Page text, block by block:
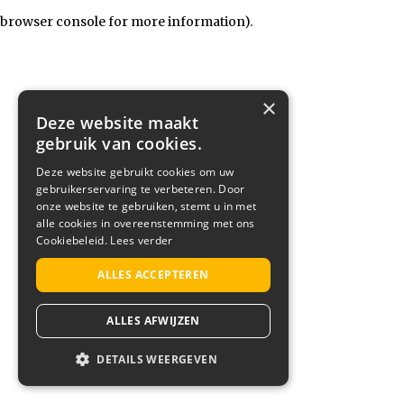
browser console for more information).
×
Deze website maakt
gebruik van cookies.
Deze website gebruikt cookies om uw
gebruikerservaring te verbeteren. Door
onze website te gebruiken, stemt u in met
alle cookies in overeenstemming met ons
Cookiebeleid. Lees verder
ALLES ACCEPTEREN
ALLES AFWIJZEN
DETAILS WEERGEVEN
STRIKT NOODZAKELIJK